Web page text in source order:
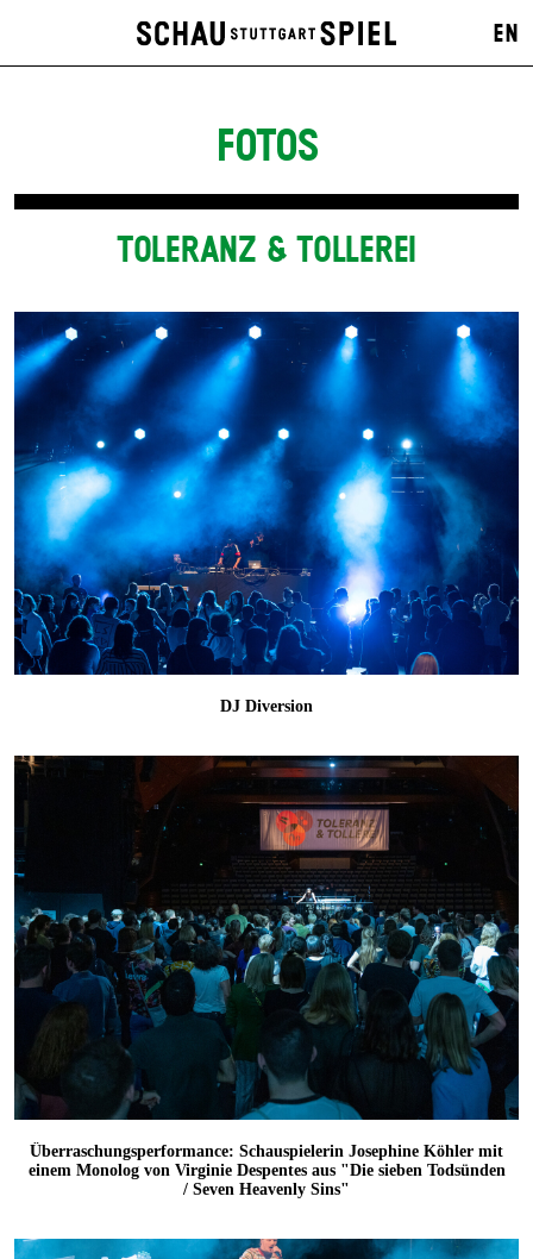
EN
FOTOS
TOLERANZ & TOLLEREI
DJ Diversion
Überraschungsperformance: Schauspielerin Josephine Köhler mit
einem Monolog von Virginie Despentes aus "Die sieben Todsünden
/ Seven Heavenly Sins"